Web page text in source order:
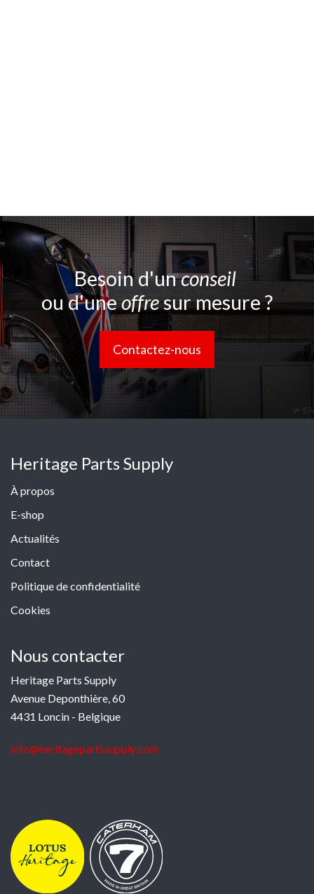
Besoin d'unconseil
ou d'uneoffresur mesure ?
Contactez-nous
Heritage Parts Supply
À propos
E-shop
Actualités
Contact
Politique de confidentialité
Cookies
Nous contacter
Heritage Parts Supply
Avenue Deponthière, 60
4431 Loncin - Belgique
info@heritagepartssupply.com